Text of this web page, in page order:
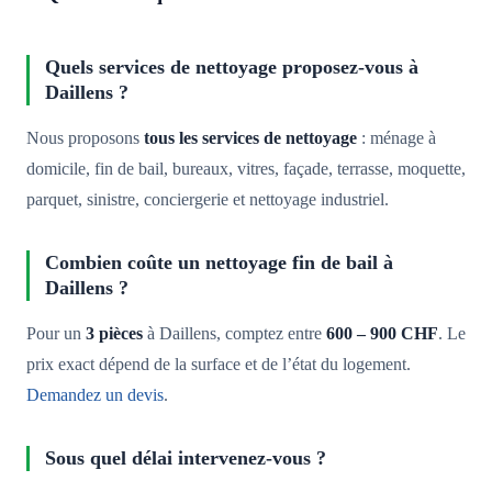
Quels services de nettoyage proposez-vous à
Daillens ?
Nous proposons tous les services de nettoyage : ménage à
domicile, fin de bail, bureaux, vitres, façade, terrasse, moquette,
parquet, sinistre, conciergerie et nettoyage industriel.
Combien coûte un nettoyage fin de bail à
Daillens ?
Pour un 3 pièces à Daillens, comptez entre 600 – 900 CHF. Le
prix exact dépend de la surface et de l’état du logement.
Demandez un devis.
Sous quel délai intervenez-vous ?